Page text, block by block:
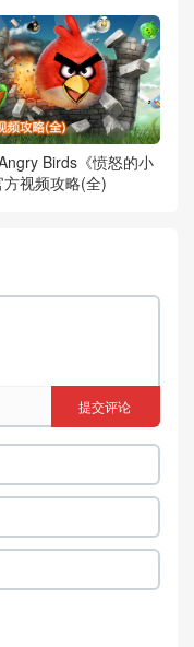
Birds《愤怒的小
视频攻略(全)
提交评论